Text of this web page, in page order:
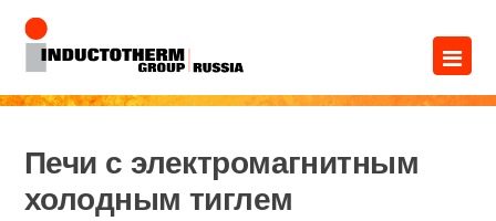
×
Перейти
содержимому
Печи с электромагнитным
холодным тиглем